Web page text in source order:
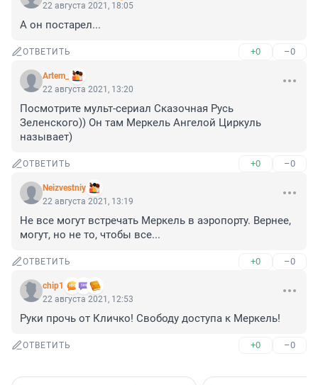
22 августа 2021, 18:05
А он постарел...
ОТВЕТИТЬ +0 –0
Artem_
22 августа 2021, 13:20
Посмотрите мульт-сериал Сказочная Русь
Зеленского)) Он там Меркель Ангелой Циркуль
называет)
ОТВЕТИТЬ +0 –0
Neizvestniy
22 августа 2021, 13:19
Не все могут встречать Меркель в аэропорту. Вернее,
могут, но не то, чтобы все...
ОТВЕТИТЬ +0 –0
chip1
22 августа 2021, 12:53
Руки прочь от Кличко! Свободу доступа к Меркель!
ОТВЕТИТЬ +0 –0